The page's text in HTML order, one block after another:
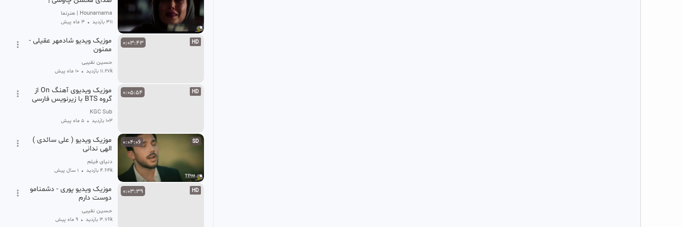
میکس زیبایی از چندین
سریال ایرانی
Hounarnama | هنرنما
311 بازدید • 3 ماه پیش
HD
0:03:43
موزیک ویدیو شادمهر عقیلی -
ممنون
حسین نقیبی
11.27k بازدید • 10 ماه پیش
HD
0:05:54
موزیک ویدیوی آهنگ On از
گروه BTS با زیرنویس فارسی
KGC Sub
103 بازدید • 5 ماه پیش
SD
0:04:06
موزیک ویدیو ( علی سائدی )
الهی ندانی
دنیای فیلم
4.64k بازدید • 1 سال پیش
HD
0:03:39
موزیک ویدیو پوری - دشمنامو
دوست دارم
حسین نقیبی
3.76k بازدید • 9 ماه پیش